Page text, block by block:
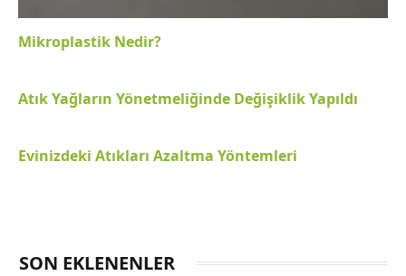
Mikroplastik Nedir?
Atık Yağların Yönetmeliğinde Değişiklik Yapıldı
Evinizdeki Atıkları Azaltma Yöntemleri
SON EKLENENLER